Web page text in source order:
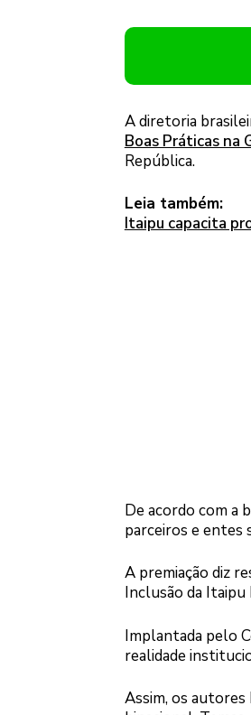
A diretoria
Boas Práticas na
República.
Leia também:
Itaipu capacita
De acordo com a
parceiros e entes
A premiação diz
Inclusão da Itaipu
Implantada pelo
realidade
Assim, os autores